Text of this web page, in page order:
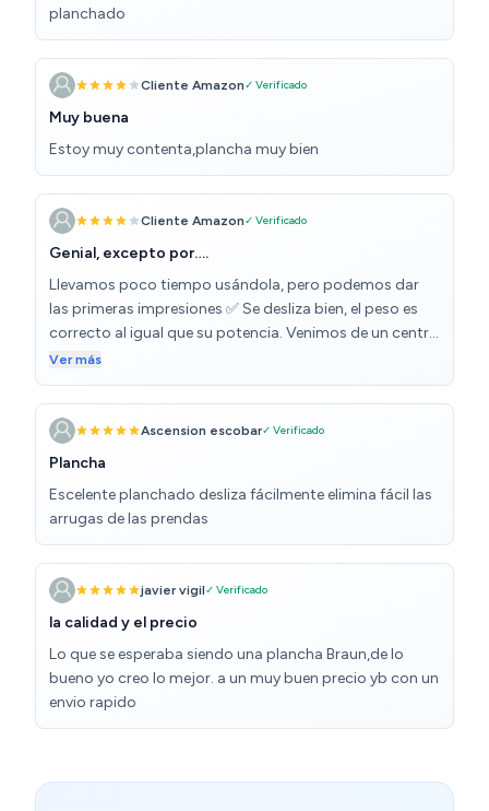
planchado
Cliente Amazon✓ Verificado
Muy buena
Estoy muy contenta,plancha muy bien
Cliente Amazon✓ Verificado
Genial, excepto por….
Llevamos poco tiempo usándola, pero podemos dar
las primeras impresiones ✅ Se desliza bien, el peso es
correcto al igual que su potencia. Venimos de un centro
de planchado, y esta compra es correcta ❌ El botón de
agua está posicionado de tal forma que cuando
planchas es DEMASIADO probable que lo pulses, por lo
que tienes que estar teniendo tener cuidado ➡️ Está
bastante bien, pero si la quisiera volver a comprar, me lo
Ver más
Ascension escobar✓ Verificado
Plancha
Escelente planchado desliza fácilmente elimina fácil las
arrugas de las prendas
javier vigil✓ Verificado
la calidad y el precio
Lo que se esperaba siendo una plancha Braun,de lo
bueno yo creo lo mejor. a un muy buen precio yb con un
envio rapido